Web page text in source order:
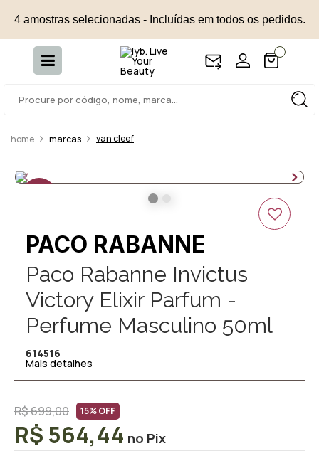
4 amostras selecionadas - Incluídas em todos os pedidos.
marcas van cleef
PACO RABANNE
Paco Rabanne Invictus
Victory Elixir Parfum -
Perfume Masculino 50ml
614516
Mais detalhes
R$ 699,00 15% OFF
R$ 564,44